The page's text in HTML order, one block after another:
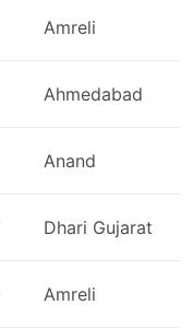
Amreli
Ahmedabad
Anand
Dhari Gujarat
Amreli